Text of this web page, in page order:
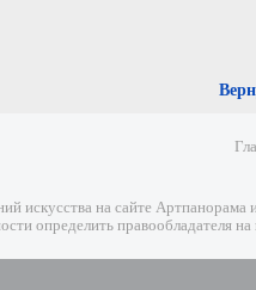
искусства на сайте
определить правообладателя